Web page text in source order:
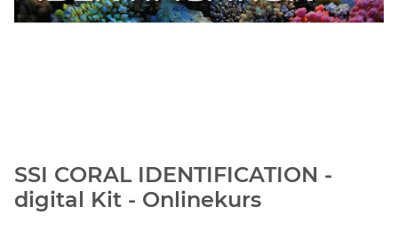
SSI CORAL IDENTIFICATION -
digital Kit - Onlinekurs